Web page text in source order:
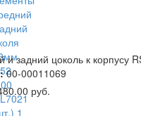
и задний цоколь к корпусу
00-00011069
руб.